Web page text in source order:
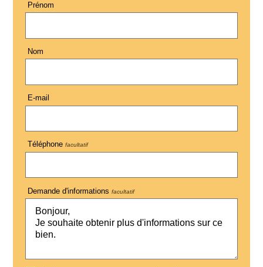
Prénom
Nom
E-mail
Téléphone facultatif
Demande d'informations facultatif